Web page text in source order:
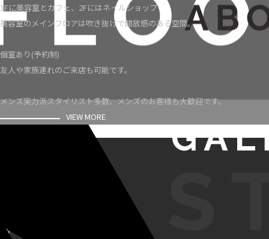
1Fに美容室とカフェ、2Fにはネイルショップ
美容室のメインフロアは吹き抜けで開放感のある空間。
個室あり(予約制)
友人や家族連れのご来店も可能です。
メンズ実力派スタイリスト多数、メンズのお客様も大歓迎です。
VIEW MORE